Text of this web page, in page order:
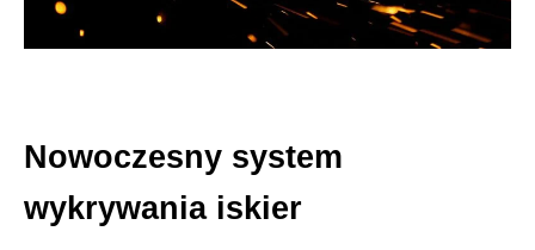
Nowoczesny system
wykrywania iskier